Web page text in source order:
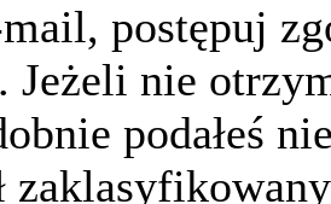
mail, postępuj
nie
podałeś